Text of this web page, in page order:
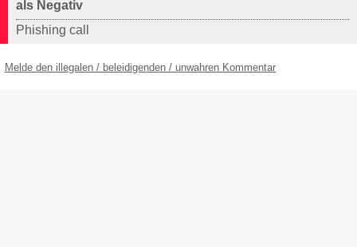
als Negativ
Phishing call
Melde den illegalen / beleidigenden / unwahren Kommentar